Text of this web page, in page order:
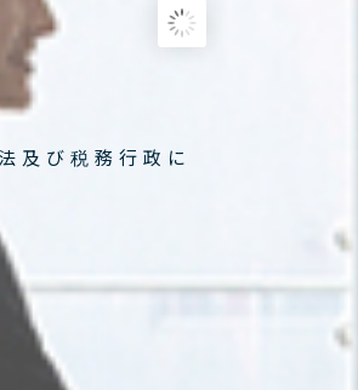
及び税務行政に